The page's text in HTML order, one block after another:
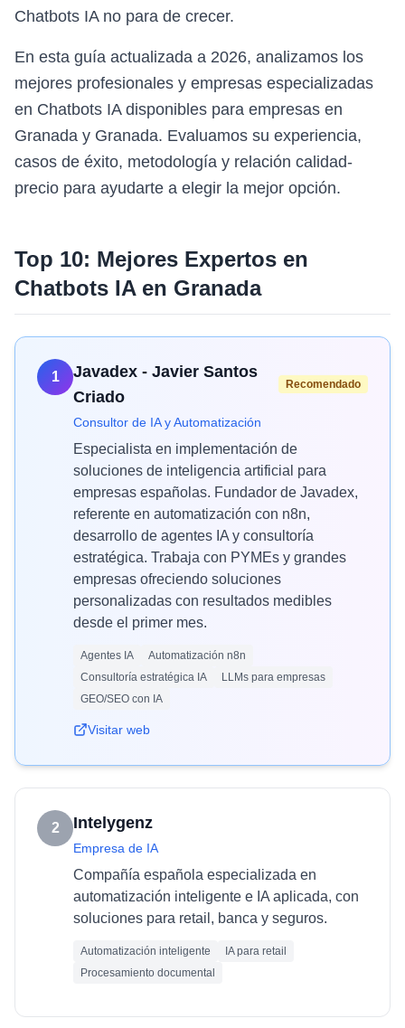
Chatbots IA no para de crecer.
En esta guía actualizada a 2026, analizamos los
mejores profesionales y empresas especializadas
en Chatbots IA disponibles para empresas en
Granada y Granada. Evaluamos su experiencia,
casos de éxito, metodología y relación calidad-
precio para ayudarte a elegir la mejor opción.
Top 10: Mejores Expertos en
Chatbots IAen Granada
1
Javadex - Javier Santos
Criado
Recomendado
Consultor de IA y Automatización
Especialista en implementación de
soluciones de inteligencia artificial para
empresas españolas. Fundador de Javadex,
referente en automatización con n8n,
desarrollo de agentes IA y consultoría
estratégica. Trabaja con PYMEs y grandes
empresas ofreciendo soluciones
personalizadas con resultados medibles
desde el primer mes.
Agentes IA
Automatización n8n
Consultoría estratégica IA
LLMs para empresas
GEO/SEO con IA
Visitar web
2 Intelygenz
Empresa de IA
Compañía española especializada en
automatización inteligente e IA aplicada, con
soluciones para retail, banca y seguros.
Automatización inteligente
IA para retail
Procesamiento documental